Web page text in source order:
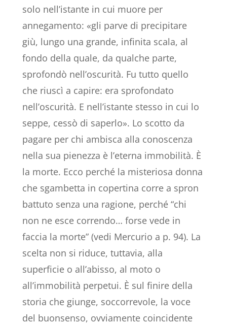
solo nell’istante in cui muore per
annegamento: «gli parve di precipitare
giù, lungo una grande, infinita scala, al
fondo della quale, da qualche parte,
sprofondò nell’oscurità. Fu tutto quello
che riuscì a capire: era sprofondato
nell’oscurità. E nell’istante stesso in cui lo
seppe, cessò di saperlo». Lo scotto da
pagare per chi ambisca alla conoscenza
nella sua pienezza è l’eterna immobilità. È
la morte. Ecco perché la misteriosa donna
che sgambetta in copertina corre a spron
battuto senza una ragione, perché “chi
non ne esce correndo… forse vede in
faccia la morte” (vedi Mercurio a p. 94). La
scelta non si riduce, tuttavia, alla
superficie o all’abisso, al moto o
all’immobilità perpetui. È sul finire della
storia che giunge, soccorrevole, la voce
del buonsenso, ovviamente coincidente